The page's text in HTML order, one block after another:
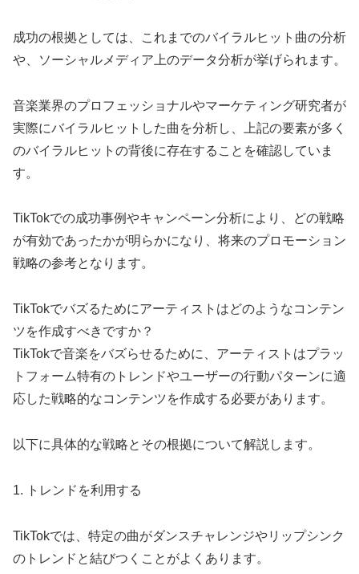
成功の根拠としては、これまでのバイラルヒット曲の分析
や、ソーシャルメディア上のデータ分析が挙げられます。
音楽業界のプロフェッショナルやマーケティング研究者が
実際にバイラルヒットした曲を分析し、上記の要素が多く
のバイラルヒットの背後に存在することを確認していま
す。
TikTokでの成功事例やキャンペーン分析により、どの戦略
が有効であったかが明らかになり、将来のプロモーション
戦略の参考となります。
TikTokでバズるためにアーティストはどのようなコンテン
ツを作成すべきですか？
TikTokで音楽をバズらせるために、アーティストはプラッ
トフォーム特有のトレンドやユーザーの行動パターンに適
応した戦略的なコンテンツを作成する必要があります。
以下に具体的な戦略とその根拠について解説します。
1. トレンドを利用する
TikTokでは、特定の曲がダンスチャレンジやリップシンク
のトレンドと結びつくことがよくあります。